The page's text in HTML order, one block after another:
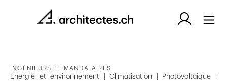
INGÉNIEURS ET MANDATAIRES
Energie et environnement | Climatisation | Photovoltaique |